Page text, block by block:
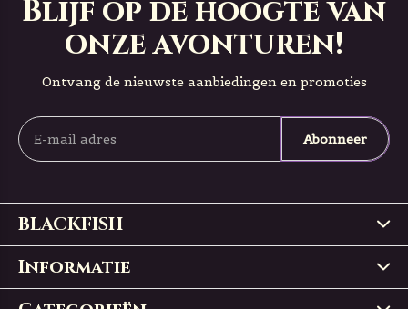
Blijf op de hoogte van
onze avonturen!
Ontvang de nieuwste aanbiedingen en promoties
Abonneer
BLACKFISH
Informatie